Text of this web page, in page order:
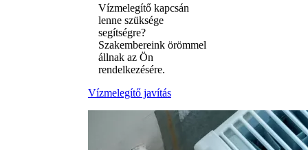
Vízmelegítő kapcsán
lenne szüksége
segítségre?
Szakembereink örömmel
állnak az Ön
rendelkezésére.
Vízmelegítő javítás